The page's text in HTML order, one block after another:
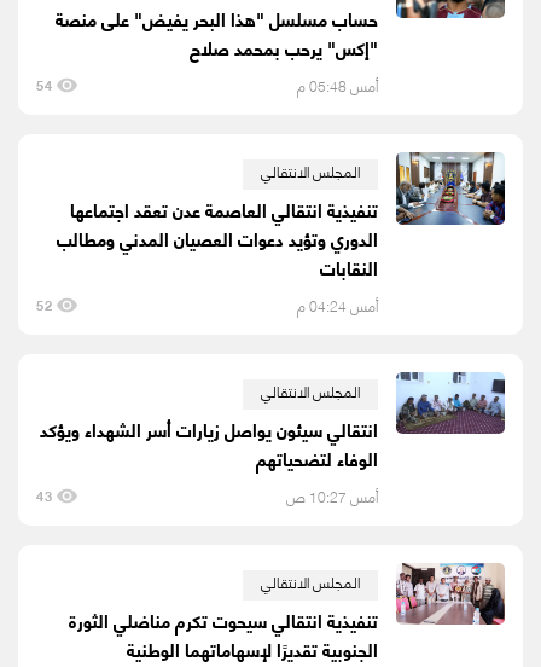
حساب مسلسل "هذا البحر يفيض" على منصة
"إكس" يرحب بمحمد صلاح
أمس 05:48 م 54
المجلس الانتقالي
تنفيذية انتقالي العاصمة عدن تعقد اجتماعها
الدوري وتؤيد دعوات العصيان المدني ومطالب
النقابات
أمس 04:24 م 52
المجلس الانتقالي
انتقالي سيئون يواصل زيارات أسر الشهداء ويؤكد
الوفاء لتضحياتهم
أمس 10:27 ص 43
المجلس الانتقالي
تنفيذية انتقالي سيحوت تكرم مناضلي الثورة
الجنوبية تقديرًا لإسهاماتهما الوطنية